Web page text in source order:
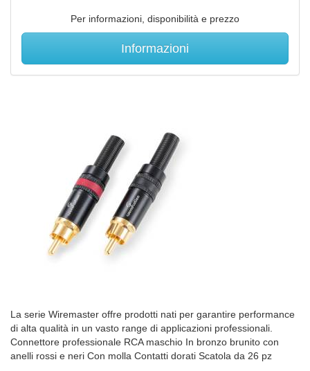
Per informazioni, disponibilità e prezzo
Informazioni
La serie Wiremaster offre prodotti nati per garantire performance
di alta qualità in un vasto range di applicazioni professionali.
Connettore professionale RCA maschio In bronzo brunito con
anelli rossi e neri Con molla Contatti dorati Scatola da 26 pz